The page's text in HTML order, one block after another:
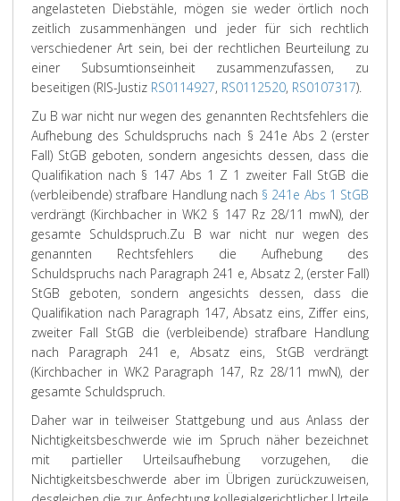
angelasteten Diebstähle, mögen sie weder örtlich noch
zeitlich zusammenhängen und jeder für sich rechtlich
verschiedener Art sein, bei der rechtlichen Beurteilung zu
einer Subsumtionseinheit zusammenzufassen, zu
beseitigen (RIS-Justiz RS0114927, RS0112520, RS0107317).
Zu B war nicht nur wegen des genannten Rechtsfehlers die
Aufhebung des Schuldspruchs nach § 241e Abs 2 (erster
Fall) StGB geboten, sondern angesichts dessen, dass die
Qualifikation nach § 147 Abs 1 Z 1 zweiter Fall StGB die
(verbleibende) strafbare Handlung nach § 241e Abs 1 StGB
verdrängt (Kirchbacher in WK2 § 147 Rz 28/11 mwN), der
gesamte Schuldspruch.Zu B war nicht nur wegen des
genannten Rechtsfehlers die Aufhebung des
Schuldspruchs nach Paragraph 241 e, Absatz 2, (erster Fall)
StGB geboten, sondern angesichts dessen, dass die
Qualifikation nach Paragraph 147, Absatz eins, Ziffer eins,
zweiter Fall StGB die (verbleibende) strafbare Handlung
nach Paragraph 241 e, Absatz eins, StGB verdrängt
(Kirchbacher in WK2 Paragraph 147, Rz 28/11 mwN), der
gesamte Schuldspruch.
Daher war in teilweiser Stattgebung und aus Anlass der
Nichtigkeitsbeschwerde wie im Spruch näher bezeichnet
mit partieller Urteilsaufhebung vorzugehen, die
Nichtigkeitsbeschwerde aber im Übrigen zurückzuweisen,